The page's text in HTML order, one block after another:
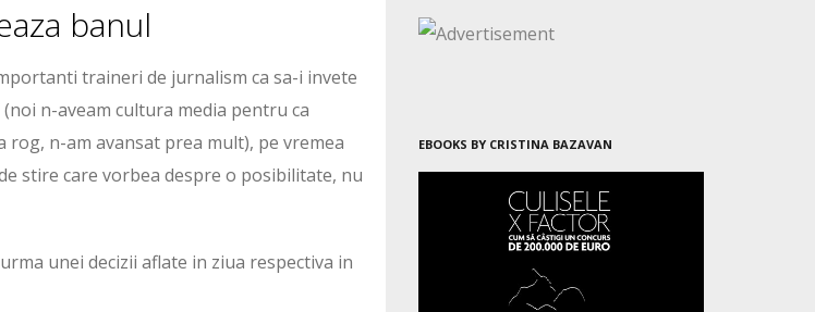
banul
traineri de jurnalism ca sa-i invete
n-aveam cultura media pentru ca
n-am avansat prea mult), pe vremea
stire care vorbea despre o posibilitate, nu
unei decizii aflate in ziua respectiva in
EBOOKS BY CRISTINA BAZAVAN